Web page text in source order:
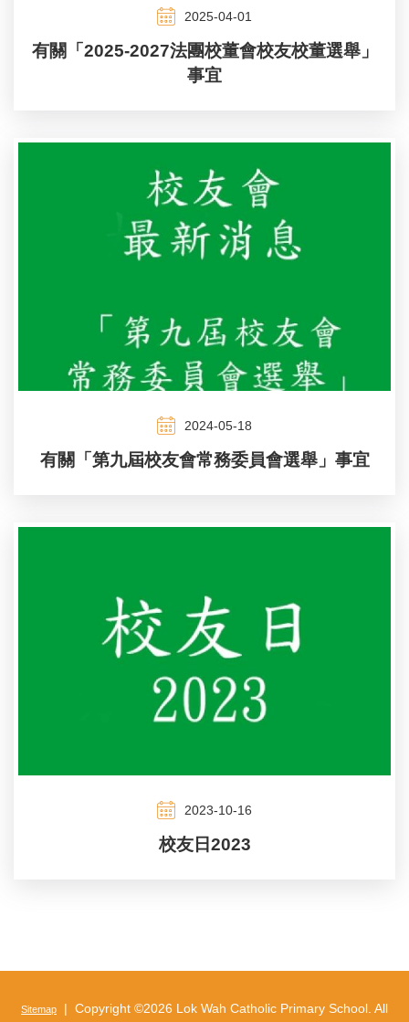
2025-04-01
有關「2025-2027法團校董會校友校董選舉」
事宜
2024-05-18
有關「第九屆校友會常務委員會選舉」事宜
2023-10-16
校友日2023
Sitemap | Copyright ©2026 Lok Wah Catholic Primary School. All